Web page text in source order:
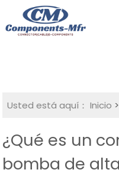
Usted está aquí： Inicio
¿Qué es un
bomba de